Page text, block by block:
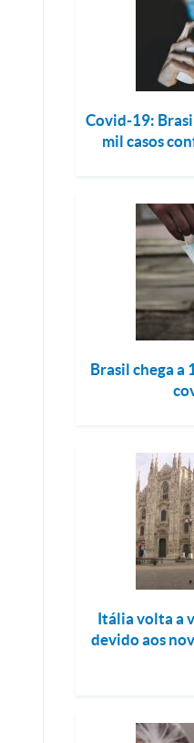
Covid-19:
mil casos
Brasil chega a
Itália volta a
devido aos